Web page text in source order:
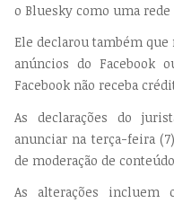
o Bluesky como uma
Ele declarou também
anúncios do Facebook
Facebook não receba
As declarações do
anunciar na terça-feira
de moderação de
As alterações incluem